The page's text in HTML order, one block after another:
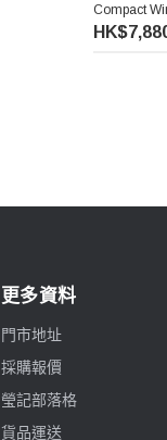
Compact
線追焦器
更多資料
門市地址
採購報價
瑩記部落格
貨品運送